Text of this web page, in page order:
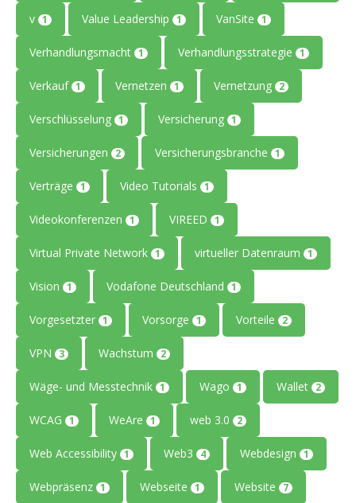
v 1 Value Leadership 1 VanSite 1
Verhandlungsmacht 1 Verhandlungsstrategie 1
Verkauf 1 Vernetzen 1 Vernetzung 2
Verschlüsselung 1 Versicherung 1
Versicherungen 2 Versicherungsbranche 1
Verträge 1 Video Tutorials 1
Videokonferenzen 1 VIREED 1
Virtual Private Network 1 virtueller Datenraum 1
Vision 1 Vodafone Deutschland 1
Vorgesetzter 1 Vorsorge 1 Vorteile 2
VPN 3 Wachstum 2
Wäge- und Messtechnik 1 Wago 1 Wallet 2
WCAG 1 WeAre 1 web 3.0 2
Web Accessibility 1 Web3 4 Webdesign 1
Webpräsenz 1 Webseite 1 Website 7